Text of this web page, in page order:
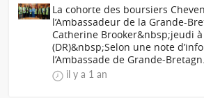
La cohorte des boursiers
l’Ambassadeur de la Grande-
Catherine Brooker&nbsp;jeudi
(DR)&nbsp;Selon une note
l’Ambassade de Grande-
il y a 1 an